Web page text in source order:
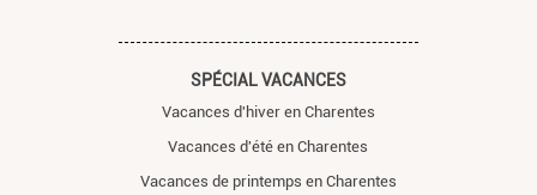
SPÉCIAL VACANCES
Vacances d'hiver en Charentes
Vacances d'été en Charentes
Vacances de printemps en Charentes